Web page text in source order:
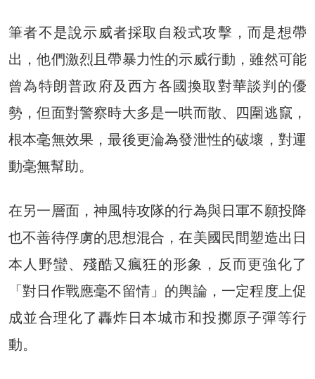
筆者不是說示威者採取自殺式攻擊，而是想帶
出，他們激烈且帶暴力性的示威行動，雖然可能
曾為特朗普政府及西方各國換取對華談判的優
勢，但面對警察時大多是一哄而散、四圍逃竄，
根本毫無效果，最後更淪為發泄性的破壞，對運
動毫無幫助。
在另一層面，神風特攻隊的行為與日軍不願投降
也不善待俘虜的思想混合，在美國民間塑造出日
本人野蠻、殘酷又瘋狂的形象，反而更強化了
「對日作戰應毫不留情」的輿論，一定程度上促
成並合理化了轟炸日本城市和投擲原子彈等行
動。